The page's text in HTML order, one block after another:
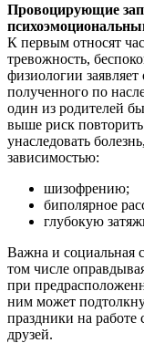
Провоцирующие
К первым относят
тревожность,
физиологии
полученного по
один из родителей
выше риск
унаследовать
зависимостью:
шизофрению;
биполярное
глубокую
Важна и социальная
том числе
при
ним может
праздники на
друзей.